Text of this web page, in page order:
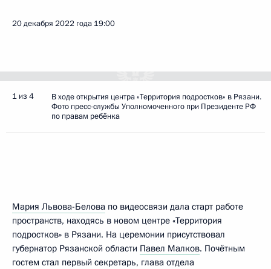
20 декабря 2022 года 19:00
1 из 4
В ходе открытия центра «Территория подростков» в Рязани.
Фото пресс-службы Уполномоченного при Президенте РФ
по правам ребёнка
Мария Львова-Белова по видеосвязи дала старт работе
пространств, находясь в новом центре «Территория
подростков» в Рязани. На церемонии присутствовал
губернатор Рязанской области Павел Малков. Почётным
гостем стал первый секретарь, глава отдела